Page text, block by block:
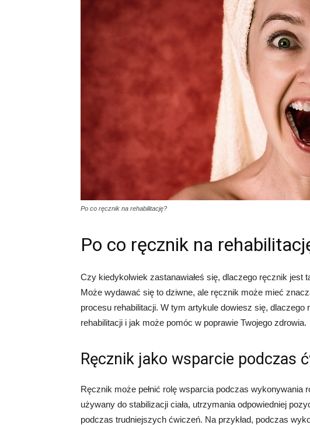
Po co ręcznik na rehabilitację?
Po co ręcznik na
Czy kiedykolwiek zastanawiałeś się, dlaczego ręcznik jest
Może wydawać się to dziwne, ale ręcznik może mieć
procesu rehabilitacji. W tym artykule dowiesz się,
rehabilitacji i jak może pomóc w poprawie Twojego zdrowia.
Ręcznik jako wsparcie podczas
Ręcznik może pełnić rolę wsparcia podczas
używany do stabilizacji ciała, utrzymania odpowiedniej
podczas trudniejszych ćwiczeń. Na przykład, podczas